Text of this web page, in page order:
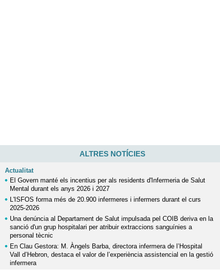
ALTRES NOTÍCIES
Actualitat
El Govern manté els incentius per als residents d'Infermeria de Salut
Mental durant els anys 2026 i 2027
L'ISFOS forma més de 20.900 infermeres i infermers durant el curs
2025-2026
Una denúncia al Departament de Salut impulsada pel COIB deriva en la
sanció d'un grup hospitalari per atribuir extraccions sanguínies a
personal tècnic
En Clau Gestora: M. Àngels Barba, directora infermera de l’Hospital
Vall d’Hebron, destaca el valor de l’experiència assistencial en la gestió
infermera